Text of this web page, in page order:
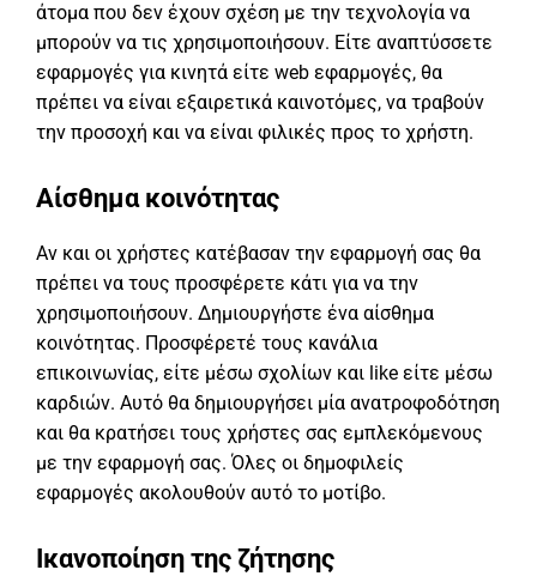
άτομα που δεν έχουν σχέση με την τεχνολογία να
μπορούν να τις χρησιμοποιήσουν. Είτε αναπτύσσετε
εφαρμογές για κινητά είτε web εφαρμογές, θα
πρέπει να είναι εξαιρετικά καινοτόμες, να τραβούν
την προσοχή και να είναι φιλικές προς το χρήστη.
Αίσθημα κοινότητας
Αν και οι χρήστες κατέβασαν την εφαρμογή σας θα
πρέπει να τους προσφέρετε κάτι για να την
χρησιμοποιήσουν. Δημιουργήστε ένα αίσθημα
κοινότητας. Προσφέρετέ τους κανάλια
επικοινωνίας, είτε μέσω σχολίων και like είτε μέσω
καρδιών. Αυτό θα δημιουργήσει μία ανατροφοδότηση
και θα κρατήσει τους χρήστες σας εμπλεκόμενους
με την εφαρμογή σας. Όλες οι δημοφιλείς
εφαρμογές ακολουθούν αυτό το μοτίβο.
Ικανοποίηση της ζήτησης